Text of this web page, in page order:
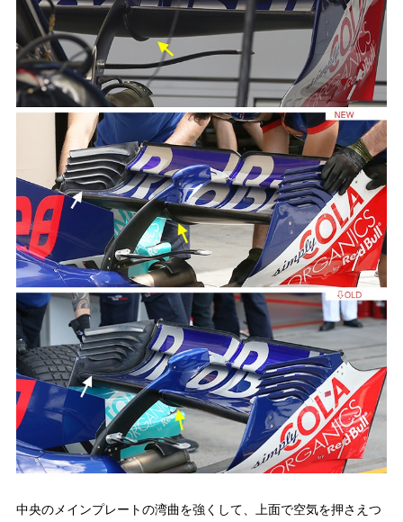
中央のメインプレートの湾曲を強くして、上面で空気を押さえつ